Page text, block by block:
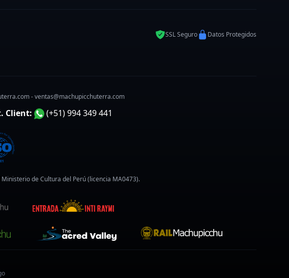
SSL Seguro Datos Protegidos
-ventas@machupicchuterra.com
Client: (+51) 994 349 441
de Cultura del Perú (licencia MA0473).